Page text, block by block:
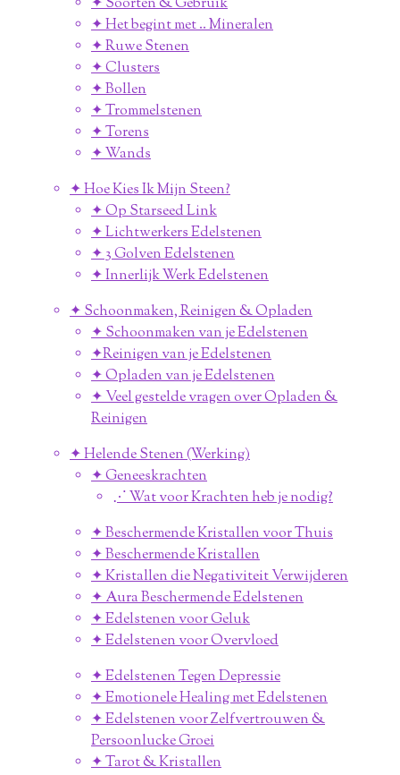
✦ Soorten & Gebruik
✦ Het begint met .. Mineralen
✦ Ruwe Stenen
✦ Clusters
✦ Bollen
✦ Trommelstenen
✦ Torens
✦ Wands
✦ Hoe Kies Ik Mijn Steen?
✦ Op Starseed Link
✦ Lichtwerkers Edelstenen
✦ 3 Golven Edelstenen
✦ Innerlijk Werk Edelstenen
✦ Schoonmaken, Reinigen & Opladen
✦ Schoonmaken van je Edelstenen
✦Reinigen van je Edelstenen
✦ Opladen van je Edelstenen
✦ Veel gestelde vragen over Opladen &
Reinigen
✦ Helende Stenen (Werking)
✦ Geneeskrachten
⋰ Wat voor Krachten heb je nodig?
✦ Beschermende Kristallen voor Thuis
✦ Beschermende Kristallen
✦ Kristallen die Negativiteit Verwijderen
✦ Aura Beschermende Edelstenen
✦ Edelstenen voor Geluk
✦ Edelstenen voor Overvloed
✦ Edelstenen Tegen Depressie
✦ Emotionele Healing met Edelstenen
✦ Edelstenen voor Zelfvertrouwen &
Persoonlucke Groei
✦ Tarot & Kristallen